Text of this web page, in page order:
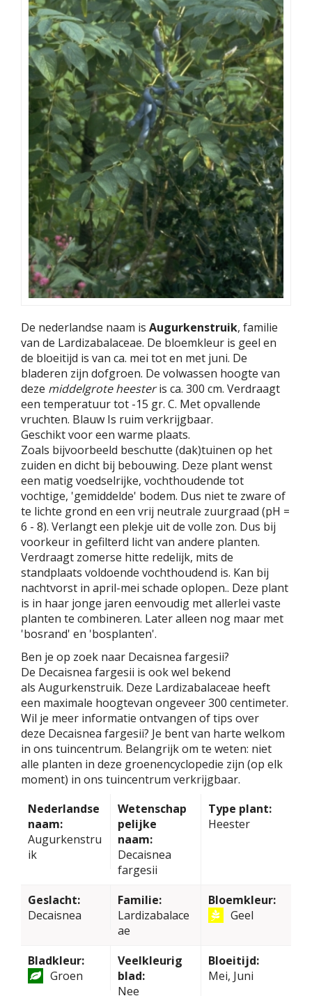
De nederlandse naam is Augurkenstruik, familie
van de Lardizabalaceae. De bloemkleur is geel en
de bloeitijd is van ca. mei tot en met juni. De
bladeren zijn dofgroen. De volwassen hoogte van
deze middelgrote heesteris ca. 300 cm. Verdraagt
een temperatuur tot -15 gr. C. Met opvallende
vruchten. Blauw Is ruim verkrijgbaar.
Geschikt voor een warme plaats.
Zoals bijvoorbeeld beschutte (dak)tuinen op het
zuiden en dicht bij bebouwing. Deze plant wenst
een matig voedselrijke, vochthoudende tot
vochtige, 'gemiddelde' bodem. Dus niet te zware of
te lichte grond en een vrij neutrale zuurgraad (pH =
6 - 8). Verlangt een plekje uit de volle zon. Dus bij
voorkeur in gefilterd licht van andere planten.
Verdraagt zomerse hitte redelijk, mits de
standplaats voldoende vochthoudend is. Kan bij
nachtvorst in april-mei schade oplopen.. Deze plant
is in haar jonge jaren eenvoudig met allerlei vaste
planten te combineren. Later alleen nog maar met
'bosrand' en 'bosplanten'.
Ben je op zoek naar Decaisnea fargesii?
De Decaisnea fargesii is ook wel bekend
als Augurkenstruik. Deze Lardizabalaceae heeft
een maximale hoogtevan ongeveer 300 centimeter.
Wil je meer informatie ontvangen of tips over
deze Decaisnea fargesii? Je bent van harte welkom
in ons tuincentrum. Belangrijk om te weten: niet
alle planten in deze groenencyclopedie zijn (op elk
moment) in ons tuincentrum verkrijgbaar.
Nederlandse
naam:
Augurkenstru
ik
Wetenschap
pelijke
naam:
Decaisnea
fargesii
Type plant:
Heester
Geslacht:
Decaisnea
Familie:
Lardizabalace
ae
Bloemkleur:
Geel
Bladkleur:
Groen
Veelkleurig
blad:
Nee
Bloeitijd:
Mei, Juni